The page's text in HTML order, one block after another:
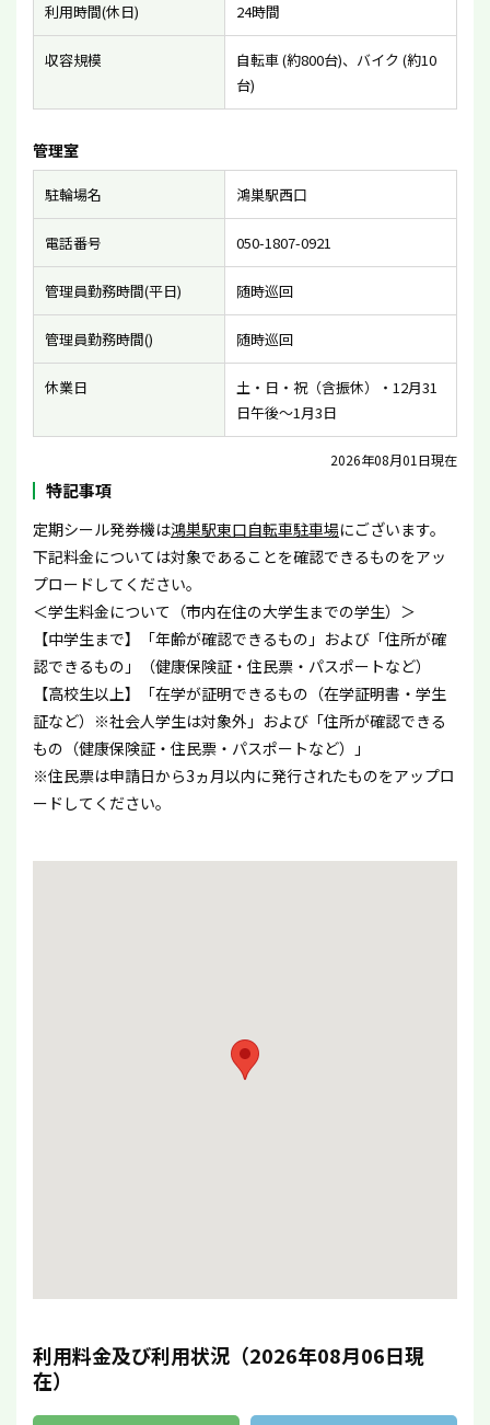
利用時間(休日) 24時間
収容規模
自転車 (約800台)、バイク (約10
台)
管理室
駐輪場名 鴻巣駅西口
電話番号 050-1807-0921
管理員勤務時間(平日) 随時巡回
管理員勤務時間() 随時巡回
休業日
土・日・祝（含振休）・12月31
日午後〜1月3日
2026年08月01日現在
特記事項
定期シール発券機は鴻巣駅東口自転車駐車場にございます。
下記料金については対象であることを確認できるものをアッ
プロードしてください。
＜学生料金について（市内在住の大学生までの学生）＞
【中学生まで】「年齢が確認できるもの」および「住所が確
認できるもの」（健康保険証・住民票・パスポートなど）
【高校生以上】「在学が証明できるもの（在学証明書・学生
証など）※社会人学生は対象外」および「住所が確認できる
もの（健康保険証・住民票・パスポートなど）」
※住民票は申請日から3ヵ月以内に発行されたものをアップロ
ードしてください。
利用料金及び利用状況（2026年08月06日現
在）